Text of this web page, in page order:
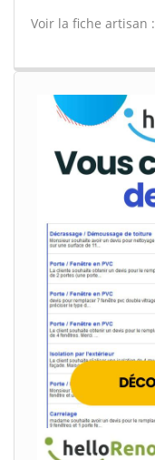
Voir la fiche artisan :